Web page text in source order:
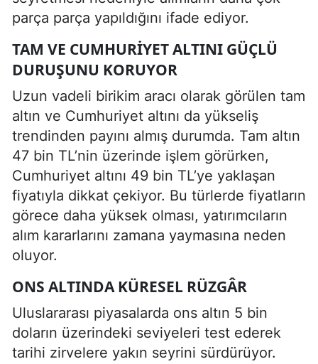
parça parça yapıldığını ifade ediyor.
TAM VE CUMHURIYET ALTINI GÜÇLÜ
DURUŞUNU KORUYOR
Uzun vadeli birikim aracı olarak görülen tam
altın ve Cumhuriyet altını da yükseliş
trendinden payını almış durumda. Tam altın
47 bin TL’nin üzerinde işlem görürken,
Cumhuriyet altını 49 bin TL’ye yaklaşan
fiyatıyla dikkat çekiyor. Bu türlerde fiyatların
görece daha yüksek olması, yatırımcıların
alım kararlarını zamana yaymasına neden
oluyor.
ONS ALTINDA KÜRESEL RÜZGÂR
Uluslararası piyasalarda ons altın 5 bin
doların üzerindeki seviyeleri test ederek
tarihi zirvelere yakın seyrini sürdürüyor.